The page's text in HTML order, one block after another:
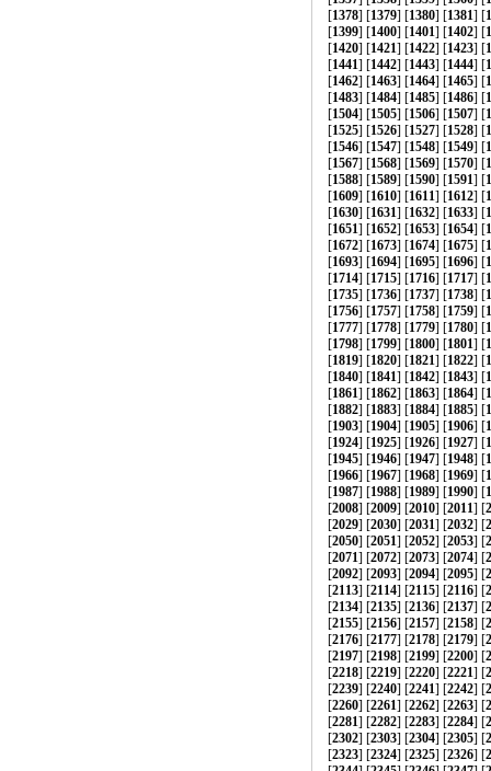
[1378] [1379] [1380] [1381] [
[1399] [1400] [1401] [1402] [
[1420] [1421] [1422] [1423] [
[1441] [1442] [1443] [1444] [
[1462] [1463] [1464] [1465] [
[1483] [1484] [1485] [1486] [
[1504] [1505] [1506] [1507] [
[1525] [1526] [1527] [1528] [
[1546] [1547] [1548] [1549] [
[1567] [1568] [1569] [1570] [
[1588] [1589] [1590] [1591] [
[1609] [1610] [1611] [1612] [
[1630] [1631] [1632] [1633] [
[1651] [1652] [1653] [1654] [
[1672] [1673] [1674] [1675] [
[1693] [1694] [1695] [1696] [
[1714] [1715] [1716] [1717] [
[1735] [1736] [1737] [1738] [
[1756] [1757] [1758] [1759] [
[1777] [1778] [1779] [1780] [
[1798] [1799] [1800] [1801] [
[1819] [1820] [1821] [1822] [
[1840] [1841] [1842] [1843] [
[1861] [1862] [1863] [1864] [
[1882] [1883] [1884] [1885] [
[1903] [1904] [1905] [1906] [
[1924] [1925] [1926] [1927] [
[1945] [1946] [1947] [1948] [
[1966] [1967] [1968] [1969] [
[1987] [1988] [1989] [1990] [
[2008] [2009] [2010] [2011] [
[2029] [2030] [2031] [2032] [
[2050] [2051] [2052] [2053] [
[2071] [2072] [2073] [2074] [
[2092] [2093] [2094] [2095] [
[2113] [2114] [2115] [2116] [
[2134] [2135] [2136] [2137] [
[2155] [2156] [2157] [2158] [
[2176] [2177] [2178] [2179] [
[2197] [2198] [2199] [2200] [
[2218] [2219] [2220] [2221] [
[2239] [2240] [2241] [2242] [
[2260] [2261] [2262] [2263] [
[2281] [2282] [2283] [2284] [
[2302] [2303] [2304] [2305] [
[2323] [2324] [2325] [2326] [